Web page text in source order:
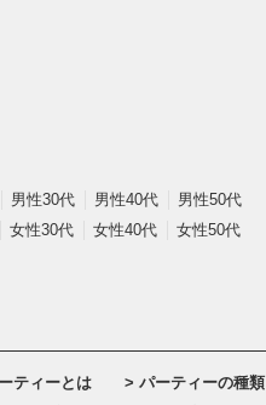
男性30代 男性40代
男性50代
女性30代 女性40代 女性50代
ティーとは パーティーの種類